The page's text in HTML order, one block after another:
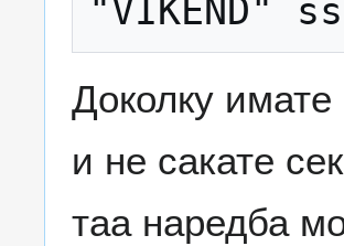
Доколку имате
и не сакате
таа наредба